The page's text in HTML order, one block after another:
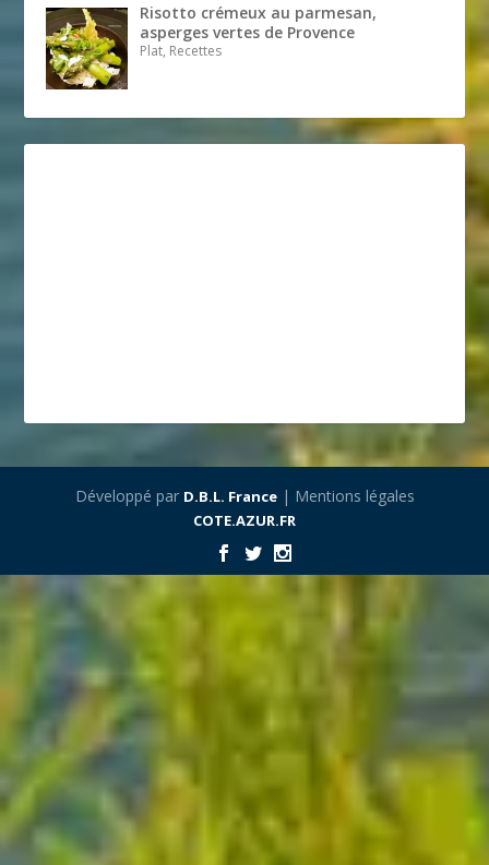
Risotto crémeux au parmesan,
asperges vertes de Provence
Plat, Recettes
Développé par D.B.L. France| Mentions légales
COTE.AZUR.FR